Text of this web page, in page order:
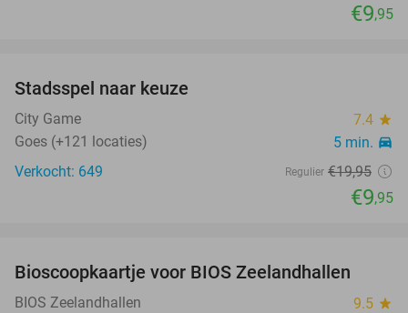
€9,95
Stadsspel naar keuze
City Game 7.4 star
Goes (+121 locaties) 5 min. directions_car
Verkocht: 649 Regulier €19,95
€9,95
Bioscoopkaartje voor BIOS Zeelandhallen
BIOS Zeelandhallen 9.5 star